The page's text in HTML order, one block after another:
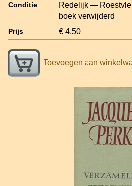
Conditie
Redelijk —
boek verwijderd
Prijs € 4,50
Toevoegen aan